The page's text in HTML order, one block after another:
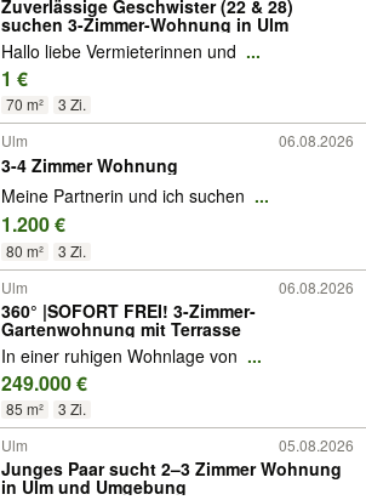
Zuverlässige Geschwister (22 & 28)
suchen 3-Zimmer-Wohnung in Ulm
Hallo liebe Vermieterinnen und ...
1 €
70 m²
3 Zi.
Ulm
06.08.2026
3-4 Zimmer Wohnung
Meine Partnerin und ich suchen ...
1.200 €
80 m² 3 Zi.
Ulm 06.08.2026
360° |SOFORT FREI! 3-Zimmer-
Gartenwohnung mit Terrasse
In einer ruhigen Wohnlage von ...
249.000 €
85 m²
3 Zi.
Ulm
05.08.2026
Junges Paar sucht 2–3 Zimmer Wohnung
in Ulm und Umgebung